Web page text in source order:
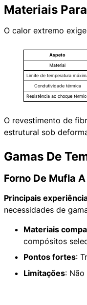
Materiais
O calor extremo
Aspeto
Material
Limite de temperatura
Condutividade térmica
Resistência ao choque
O revestimento de
estrutural sob
Gamas De
Forno De Mufla
Principais
necessidades de
Materiais
compósitos
Pontos fortes:
Limitações: